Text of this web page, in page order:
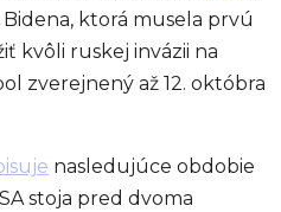
ktorá musela prvú
kvôli ruskej invázii na
zverejnený až 12. októbra
nasledujúce obdobie
stoja pred dvoma